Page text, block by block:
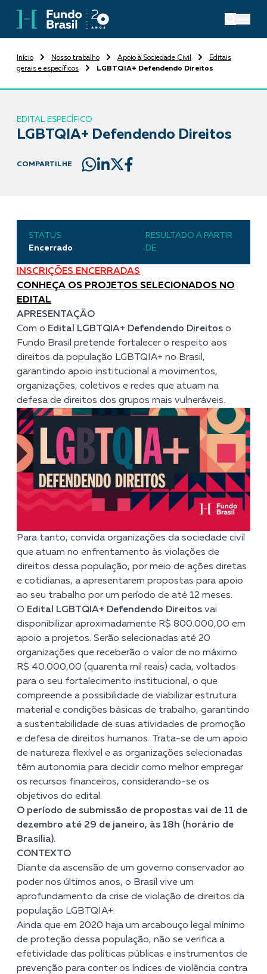
Início Nosso trabalho Apoio à Sociedade Civil
Editais
gerais e específicos
LGBTQIA+ Defendendo Direitos
EDITAL ESPECÍFICO
LGBTQIA+ Defendendo Direitos
COMPARTILHE
STATUS
Encerrado
RESULTADO A PARTIR
DE:
INSCRIÇÕES ENCERRADAS
CONHEÇA OS PROJETOS SELECIONADOS NO
EDITAL
APRESENTAÇÃO
Com o Edital LGBTQIA+ Defendendo Direitos o
Fundo Brasil pretende fortalecer o respeito aos
direitos da população LGBTQIA+ no Brasil,
garantindo apoio institucional a movimentos,
organizações, coletivos e redes que atuam na
defesa de direitos dos grupos mais vulneráveis.
Para tanto, convida organizações da sociedade civil
que atuam no enfrentamento às violações de
direitos dessa população, por meio de ações diretas
e cotidianas, a apresentarem propostas para apoio
ao seu trabalho por um período de até 12 meses.
O Edital LGBTQIA+ Defendendo Direitos vai
disponibilizar aproximadamente R$ 800.000,00 em
apoio a projetos. Serão selecionadas até 20
organizações que receberão o valor de no máximo
R$ 40.000,00 (quarenta mil reais) cada, voltados
para o seu fortalecimento institucional, o que
compreende a possibilidade de viabilizar estrutura
material e condições básicas de trabalho, garantindo
a sustentabilidade de suas atividades de promoção
e defesa de direitos humanos. Trata-se de um apoio
de natureza flexível e as organizações selecionadas
têm autonomia para decidir como melhor empregar
os recursos financeiros, considerando-se os
objetivos do edital.
O período de submissão de propostas vai de 11 de
dezembro até 29 de janeiro, às 18h (horário de
Brasília).
CONTEXTO
Diante da ascensão de um governo conservador ao
poder nos últimos anos, o Brasil vive um
aprofundamento da crise de violação de direitos da
população LGBTQIA+.
Ainda que em 2020 haja um arcabouço legal mínimo
de proteção dessa população, não se verifica a
efetividade das políticas públicas e instrumentos de
prevenção para conter os índices de violência contra